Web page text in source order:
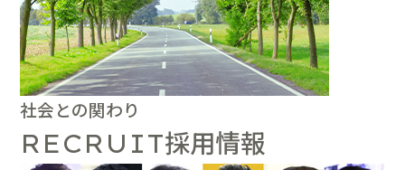
社会との関わり
RECRUIT採用情報